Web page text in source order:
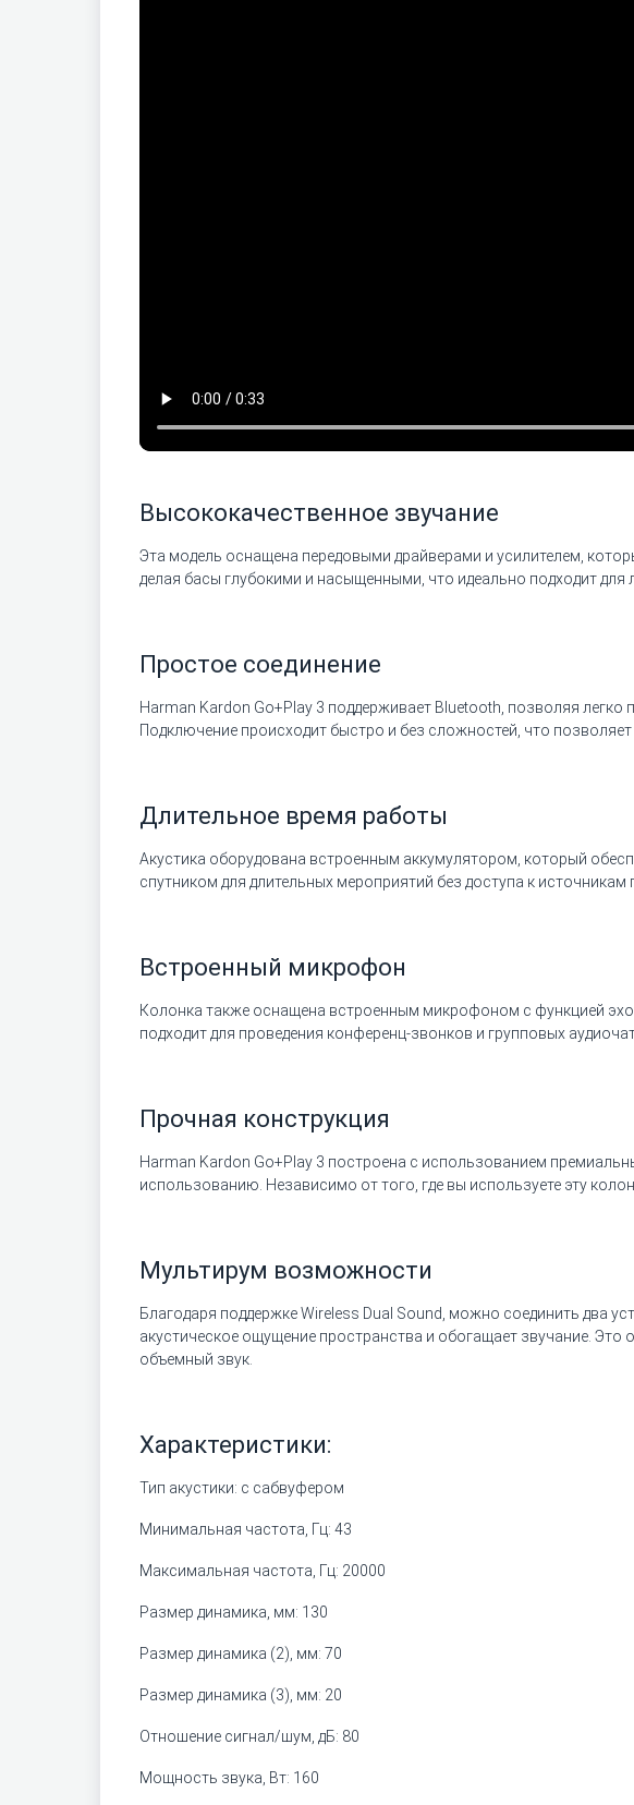
Высококачественное звучание
Эта модель оснащена передовыми драйверами и усилителем,
делая басы глубокими и насыщенными, что идеально подходит
Простое соединение
Harman Kardon Go+Play 3 поддерживает Bluetooth, позволяя
Подключение происходит быстро и без сложностей, что
Длительное время работы
Акустика оборудована встроенным аккумулятором, который
спутником для длительных мероприятий без доступа к источникам
Встроенный микрофон
Колонка также оснащена встроенным микрофоном с функцией
подходит для проведения конференц-звонков и групповых
Прочная конструкция
Harman Kardon Go+Play 3 построена с использованием
использованию. Независимо от того, где вы используете эту
Мультирум возможности
Благодаря поддержке Wireless Dual Sound, можно соединить два
акустическое ощущение пространства и обогащает звучание. Это
объемный звук.
Характеристики:
Тип акустики: с сабвуфером
Минимальная частота, Гц: 43
Максимальная частота, Гц: 20000
Размер динамика, мм: 130
Размер динамика (2), мм: 70
Размер динамика (3), мм: 20
Отношение сигнал/шум, дБ: 80
Мощность звука, Вт: 160